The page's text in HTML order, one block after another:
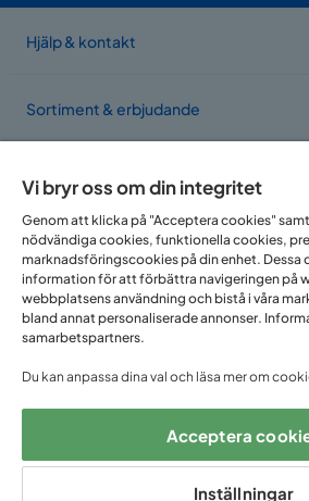
Hjälp & kontakt
Sortiment & erbjudande
Om Trademax
Vi finns i flera
Följ oss på:
Vi bryr oss om din integritet
Genom att klicka på "Acceptera cookies"
nödvändiga cookies, funktionella cookies,
marknadsföringscookies på din enhet. Dessa
information för att förbättra navigeringen på
webbplatsens användning och bistå i våra
bland annat personaliserade annonser.
samarbetspartners.
Du kan anpassa dina val och läsa mer om
Acceptera
Inställningar